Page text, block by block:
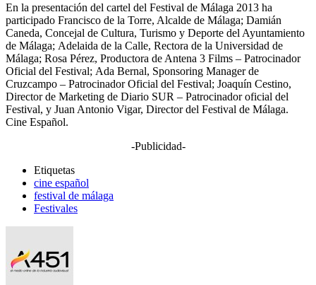
En la presentación del cartel del Festival de Málaga 2013 ha
participado Francisco de la Torre, Alcalde de Málaga; Damián
Caneda, Concejal de Cultura, Turismo y Deporte del Ayuntamiento
de Málaga; Adelaida de la Calle, Rectora de la Universidad de
Málaga; Rosa Pérez, Productora de Antena 3 Films – Patrocinador
Oficial del Festival; Ada Bernal, Sponsoring Manager de
Cruzcampo – Patrocinador Oficial del Festival; Joaquín Cestino,
Director de Marketing de Diario SUR – Patrocinador oficial del
Festival, y Juan Antonio Vigar, Director del Festival de Málaga.
Cine Español.
-Publicidad-
Etiquetas
cine español
festival de málaga
Festivales